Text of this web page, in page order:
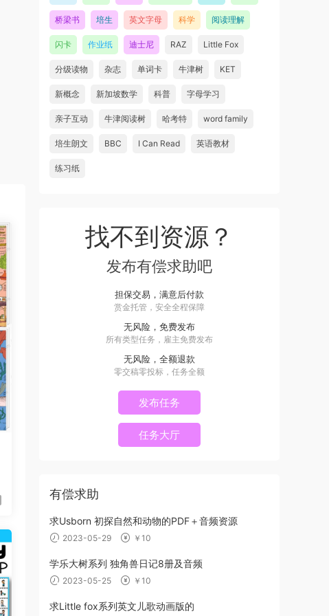
桥梁书 培生 英文字母 科学 阅读理解
闪卡 作业纸 迪士尼 RAZ Little Fox
分级读物 杂志 单词卡 牛津树 KET
新概念 新加坡数学 科普 字母学习
亲子互动 牛津阅读树 哈考特 word family
培生朗文 BBC I Can Read 英语教材
练习纸
找不到资源？
发布有偿求助吧
担保交易，满意后付款
赏金托管，安全全程保障
无风险，免费发布
所有类型任务，雇主免费发布
无风险，全额退款
零交稿零投标，任务全额
发布任务
任务大厅
有偿求助
求Usborn 初探自然和动物的PDF＋音频资源
2023-05-29 ￥10
学乐大树系列 独角兽日记8册及音频
2023-05-25 ￥10
求Little fox系列英文儿歌动画版的